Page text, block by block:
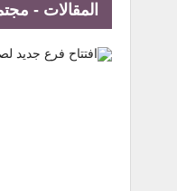
المقالات -